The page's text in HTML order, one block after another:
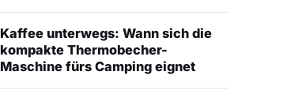
Kaffee unterwegs: Wann sich die
kompakte Thermobecher-
Maschine fürs Camping eignet